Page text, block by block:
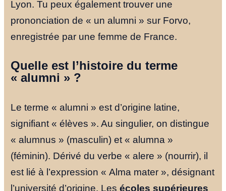
Lyon. Tu peux également trouver une
prononciation de « un alumni » sur Forvo,
enregistrée par une femme de France.
Quelle est l’histoire du terme
« alumni » ?
Le terme « alumni » est d’origine latine,
signifiant « élèves ». Au singulier, on distingue
« alumnus » (masculin) et « alumna »
(féminin). Dérivé du verbe « alere » (nourrir), il
est lié à l’expression « Alma mater », désignant
l’université d’origine. Lesécoles supérieures